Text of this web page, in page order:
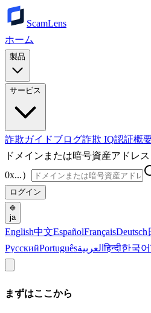
ScamLens
ホーム
製品
サービス
詐欺ガイドブログ詐欺 IQ認証概
ドメインまたは暗号資産アドレス
0x...）
ログイン
ja
English中文EspañolFrançaisDeutsch
РусскийPortuguêsالعربيةहिन्दी한국어
まずはここから